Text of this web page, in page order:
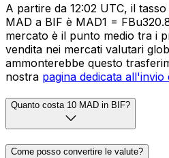
A partire da 12:02 UTC, il
MAD a BIF è MAD1 =
mercato è il punto medio tra i
vendita nei mercati valutari
ammonterebbe questo
nostra pagina dedicata all'invio
Quanto costa 10 MAD in BIF?
Come posso convertire le valute?